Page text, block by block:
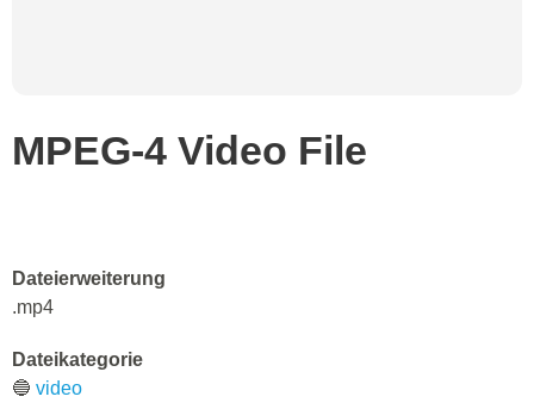
MPEG-4 Video File
Dateierweiterung
.mp4
Dateikategorie
🔵 video